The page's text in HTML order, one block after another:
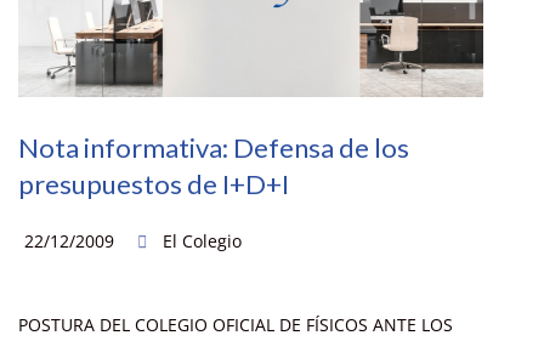
Nota informativa: Defensa de los
presupuestos de I+D+I
22/12/2009 El Colegio
POSTURA DEL COLEGIO OFICIAL DE FÍSICOS ANTE LOS